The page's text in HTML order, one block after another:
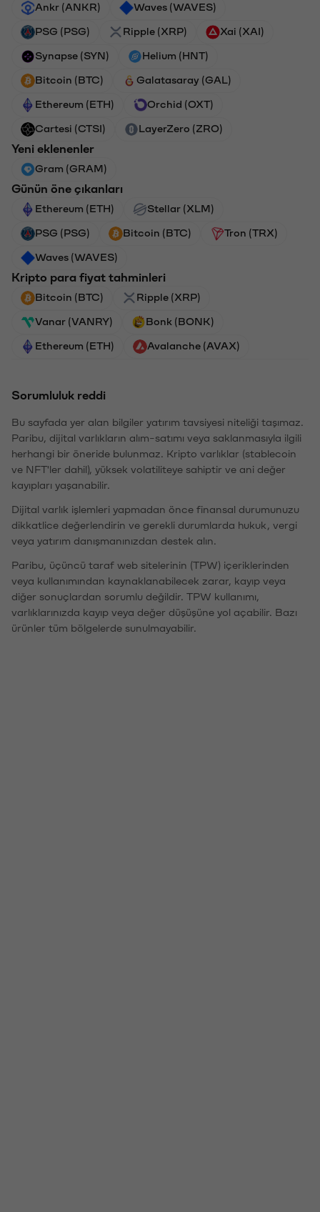
Ankr (ANKR) Waves (WAVES)
PSG (PSG) Ripple (XRP) Xai (XAI)
Synapse (SYN) Helium (HNT)
Bitcoin (BTC) Galatasaray (GAL)
Ethereum (ETH) Orchid (OXT)
Cartesi (CTSI) LayerZero (ZRO)
Yeni eklenenler
Gram (GRAM)
Günün öne çıkanları
Ethereum (ETH) Stellar (XLM)
PSG (PSG) Bitcoin (BTC) Tron (TRX)
Waves (WAVES)
Kripto para fiyat tahminleri
Bitcoin (BTC) Ripple (XRP)
Vanar (VANRY) Bonk (BONK)
Ethereum (ETH) Avalanche (AVAX)
Sorumluluk reddi
Bu sayfada yer alan bilgiler yatırım tavsiyesi niteliği taşımaz.
Paribu, dijital varlıkların alım-satımı veya saklanmasıyla ilgili
herhangi bir öneride bulunmaz. Kripto varlıklar (stablecoin
ve NFT'ler dahil), yüksek volatiliteye sahiptir ve ani değer
kayıpları yaşanabilir.
Dijital varlık işlemleri yapmadan önce finansal durumunuzu
dikkatlice değerlendirin ve gerekli durumlarda hukuk, vergi
veya yatırım danışmanınızdan destek alın.
Paribu, üçüncü taraf web sitelerinin (TPW) içeriklerinden
veya kullanımından kaynaklanabilecek zarar, kayıp veya
diğer sonuçlardan sorumlu değildir. TPW kullanımı,
varlıklarınızda kayıp veya değer düşüşüne yol açabilir. Bazı
ürünler tüm bölgelerde sunulmayabilir.